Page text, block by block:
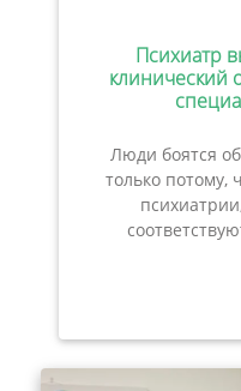
Психиатр
клинический
Люди боятся
только потому,